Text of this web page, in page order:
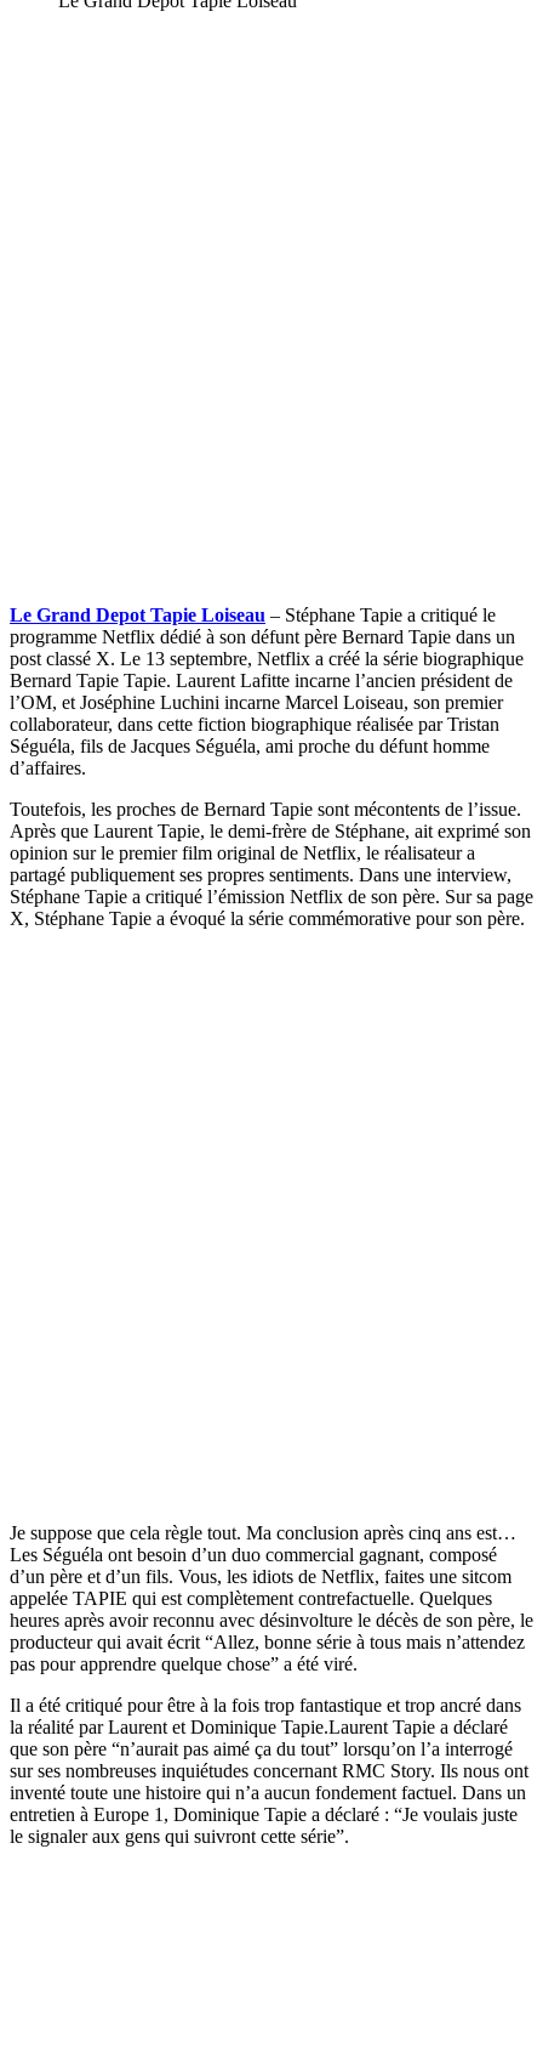
Le Grand Depot Tapie Loiseau – Stéphane Tapie a critiqué le
programme Netflix dédié à son défunt père Bernard Tapie dans un
post classé X. Le 13 septembre, Netflix a créé la série biographique
Bernard Tapie Tapie. Laurent Lafitte incarne l’ancien président de
l’OM, et Joséphine Luchini incarne Marcel Loiseau, son premier
collaborateur, dans cette fiction biographique réalisée par Tristan
Séguéla, fils de Jacques Séguéla, ami proche du défunt homme
d’affaires.
Toutefois, les proches de Bernard Tapie sont mécontents de l’issue.
Après que Laurent Tapie, le demi-frère de Stéphane, ait exprimé son
opinion sur le premier film original de Netflix, le réalisateur a
partagé publiquement ses propres sentiments. Dans une interview,
Stéphane Tapie a critiqué l’émission Netflix de son père. Sur sa page
X, Stéphane Tapie a évoqué la série commémorative pour son père.
Je suppose que cela règle tout. Ma conclusion après cinq ans est…
Les Séguéla ont besoin d’un duo commercial gagnant, composé
d’un père et d’un fils. Vous, les idiots de Netflix, faites une sitcom
appelée TAPIE qui est complètement contrefactuelle. Quelques
heures après avoir reconnu avec désinvolture le décès de son père, le
producteur qui avait écrit “Allez, bonne série à tous mais n’attendez
pas pour apprendre quelque chose” a été viré.
Il a été critiqué pour être à la fois trop fantastique et trop ancré dans
la réalité par Laurent et Dominique Tapie.Laurent Tapie a déclaré
que son père “n’aurait pas aimé ça du tout” lorsqu’on l’a interrogé
sur ses nombreuses inquiétudes concernant RMC Story. Ils nous ont
inventé toute une histoire qui n’a aucun fondement factuel. Dans un
entretien à Europe 1, Dominique Tapie a déclaré : “Je voulais juste
le signaler aux gens qui suivront cette série”.